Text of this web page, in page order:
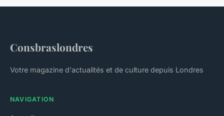
Consbraslondres
Votre magazine d'actualités et de culture depuis Londres
NAVIGATION